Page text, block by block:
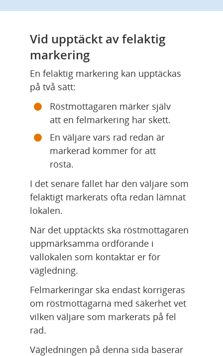
Vid upptäckt av felaktig
markering
En felaktig markering kan upptäckas
på två sätt:
Röstmottagaren märker själv
att en felmarkering har skett.
En väljare vars rad redan är
markerad kommer för att
rösta.
I det senare fallet har den väljare som
felaktigt markerats ofta redan lämnat
lokalen.
När det upptäckts ska röstmottagaren
uppmärksamma ordförande i
vallokalen som kontaktar er för
vägledning.
Felmarkeringar ska endast korrigeras
om röstmottagarna med säkerhet vet
vilken väljare som markerats på fel
rad.
Vägledningen på denna sida baserar